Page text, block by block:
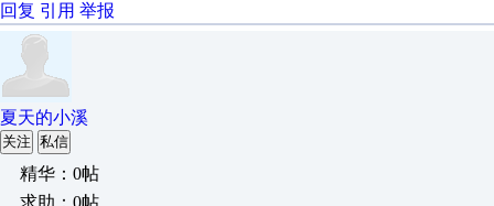
回复 引用 举报
夏天的小溪
关注 私信
精华：0帖
求助：0帖